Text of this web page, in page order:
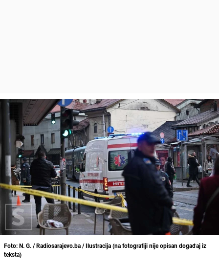
Foto: N. G. / Radiosarajevo.ba / Ilustracija (na fotografiji nije opisan događaj iz
teksta)